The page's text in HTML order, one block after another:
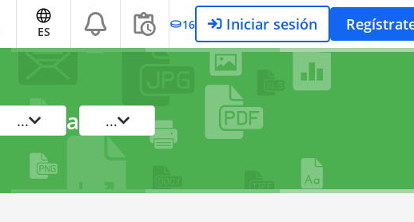
ES 16 Iniciar sesión
... a ...